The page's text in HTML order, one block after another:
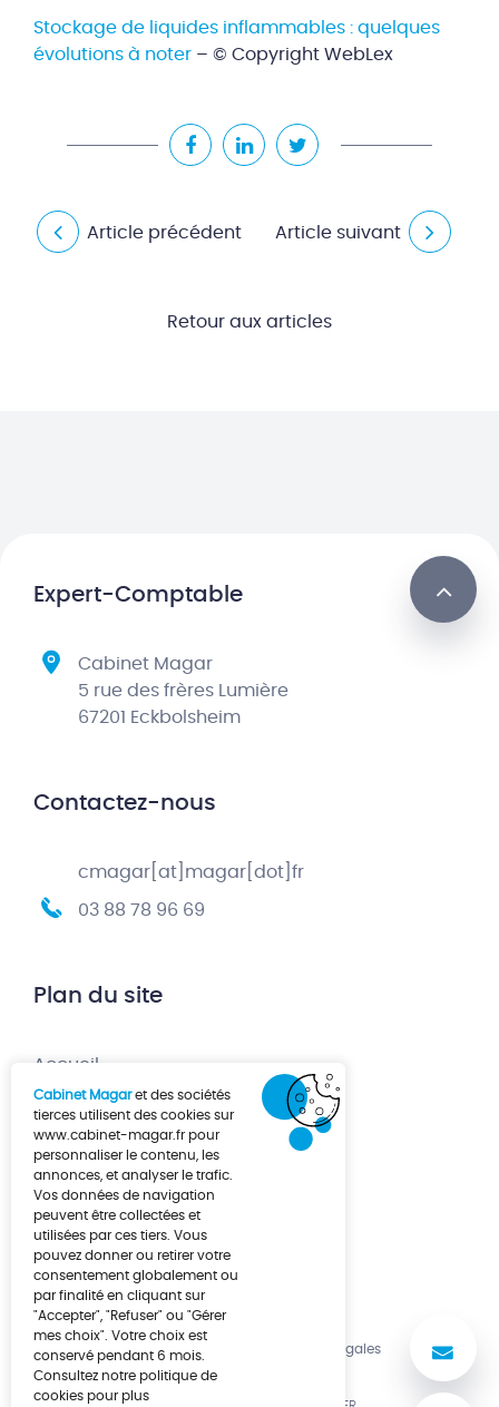
Stockage de liquides inflammables : quelques
évolutions à noter – © Copyright WebLex
Article précédent Article suivant
Retour aux articles
Expert-Comptable
Cabinet Magar
5 rue des frères Lumière
67201 Eckbolsheim
Contactez-nous
cmagar[at]magar[dot]fr
03 88 78 96 69
Plan du site
Accueil
Création d’entreprise
Développement d’entreprise
À propos
Actualités
Contact
Politique de cookies Mentions légales
Cabinet Magaret des sociétés
tierces utilisent des cookies sur
www.cabinet-magar.frpour
personnaliser le contenu, les
annonces, et analyser le trafic.
Vos données de navigation
peuvent être collectées et
utilisées par ces tiers. Vous
pouvez donner ou retirer votre
consentement globalement ou
par finalité en cliquant sur
"Accepter", "Refuser" ou "Gérer
mes choix". Votre choix est
conservé pendant 6 mois.
Consultez notre politique de
cookies pour plus